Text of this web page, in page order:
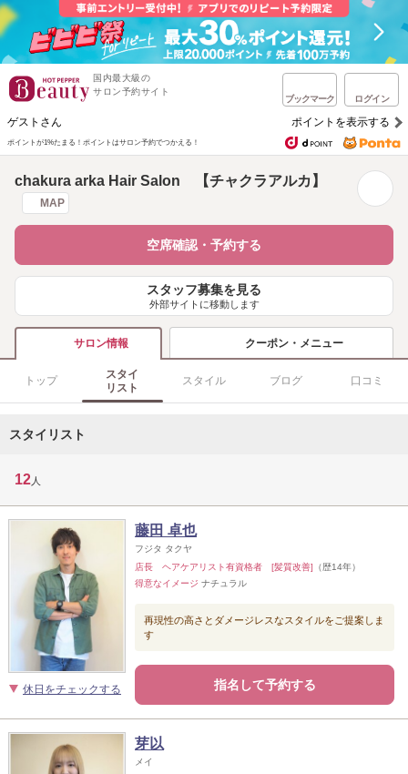
国内最大級の
サロン予約サイト
ブックマーク ログイン
ゲストさん ポイントを表示する
ポイントが1%たまる！ ポイントはサロン予約でつかえる！
chakura arka Hair Salon 【チャクラアルカ】
MAP
空席確認・予約する
スタッフ募集を見る
外部サイトに移動します
サロン情報 クーポン・メニュー
トップ
スタイ
リスト
スタイル ブログ 口コミ
スタイリスト
12 人
休日をチェックする
藤田 卓也
フジタ タクヤ
店長 ヘアケアリスト有資格者 [髪質改善] （歴14年）
得意なイメージ ナチュラル
再現性の高さとダメージレスなスタイルをご提案しま
す
指名して予約する
芽以
メイ